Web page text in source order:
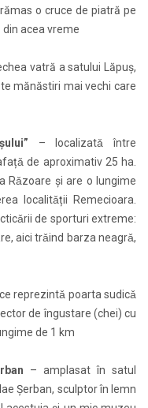
o cruce de piatră pe
din acea vreme
vatră a satului Lăpuș,
mănăstiri mai vechi care
– localizatǎ între
de aproximativ 25 ha.
Rǎzoare și are o lungime
localitǎții Remecioara.
de sporturi extreme:
aici trǎind barza neagrǎ,
reprezintǎ poarta sudicǎ
de îngustare (chei) cu
de 1 km
– amplasat în satul
Șerban, sculptor în lemn